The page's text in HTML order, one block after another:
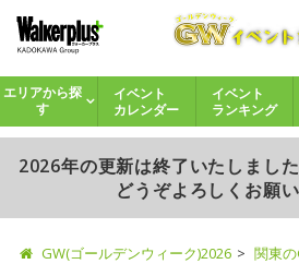
エリアから探
す
イベント
カレンダー
イベント
ランキング
2026年の更新は終了いたしまし
どうぞよろしくお願い
GW(ゴールデンウィーク)2026 関東